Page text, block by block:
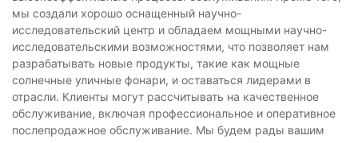
мы создали хорошо оснащенный научно-
исследовательский центр и обладаем мощными научно-
исследовательскими возможностями, что позволяет нам
разрабатывать новые продукты, такие как мощные
солнечные уличные фонари, и оставаться лидерами в
отрасли. Клиенты могут рассчитывать на качественное
обслуживание, включая профессиональное и оперативное
послепродажное обслуживание. Мы будем рады вашим